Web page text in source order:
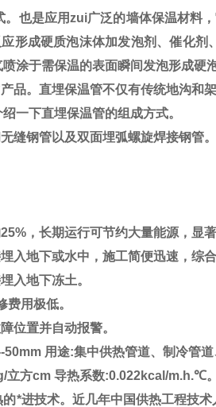
也是应用zui广泛的墙体保温材料
形成硬质泡沫体加发泡剂、催化剂
涂于需保温的表面瞬间发泡形成硬泡
品。直埋保温管不仅有传统地沟和
绍一下直埋保温管的组成方式。
缝钢管以及双面埋弧螺旋焊接钢管。
，长期运行可节约大量能源，显著
地下或水中，施工简便迅速，综合
入地下冻土。
用极低。
位置并自动报警。
用途:集中供热管道、制冷管道
方cm 导热系数:0.022kcal/m.h.℃。
*进技术。近几年中国供热工程技